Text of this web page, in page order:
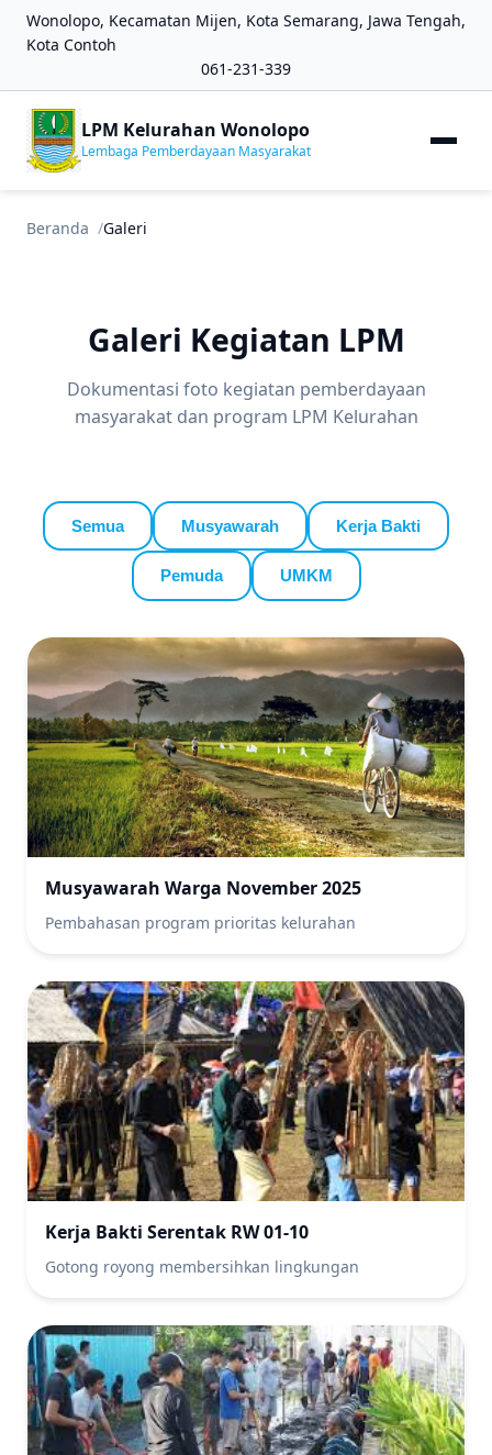
Wonolopo, Kecamatan Mijen, Kota Semarang, Jawa Tengah,
Kota Contoh
061-231-339
LPM Kelurahan Wonolopo
Lembaga Pemberdayaan Masyarakat
Beranda Galeri
Galeri Kegiatan LPM
Dokumentasi foto kegiatan pemberdayaan
masyarakat dan program LPM Kelurahan
Semua Musyawarah Kerja Bakti
Pemuda UMKM
Musyawarah Warga November 2025
Pembahasan program prioritas kelurahan
Kerja Bakti Serentak RW 01-10
Gotong royong membersihkan lingkungan